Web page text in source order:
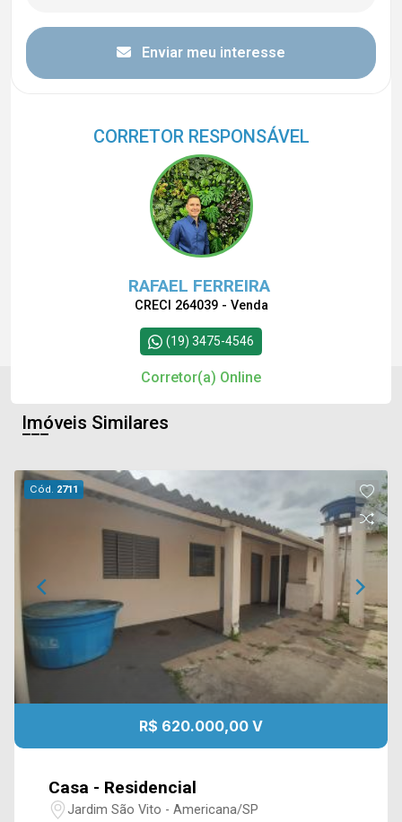
Enviar meu interesse
CORRETOR RESPONSÁVEL
RAFAEL FERREIRA
CRECI 264039 - Venda
(19) 3475-4546
Corretor(a) Online
Imóveis Similares
Cód. 2711
R$ 620.000,00 V
Casa - Residencial
Jardim São Vito - Americana/SP